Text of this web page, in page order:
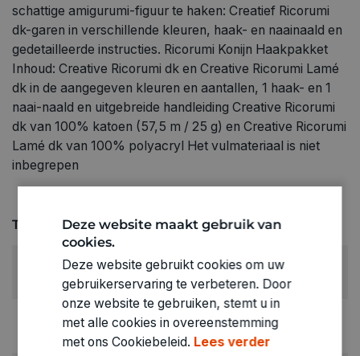
schattige amigurumi-figuur te haken: Creatief Ricorumi
dk-garen in verschillende kleuren, haak- en naainaald en
gedetailleerde instructies. Ricorumi Konijn Haakpakket
Inhoud: Creative Ricorumi dk en Creative Ricorumi Lamé
dk in de aangegeven kleuren en aantallen, 1 haak- en 1
naai-naald en uitgebreide handleiding Creative Ricorumi
dk van 100% katoen (57,5 m / 25 g) en Creative Ricorumi
Lamé dk van 100% polyacryl Het vulmateriaal is niet
inbegrepen
Technische specificaties
RUBRIEK:
Pakketten & koffers
Deze website maakt gebruik van
cookies.
Deze website gebruikt cookies om uw
gebruikerservaring te verbeteren. Door
onze website te gebruiken, stemt u in
met alle cookies in overeenstemming
met ons Cookiebeleid. Lees verder